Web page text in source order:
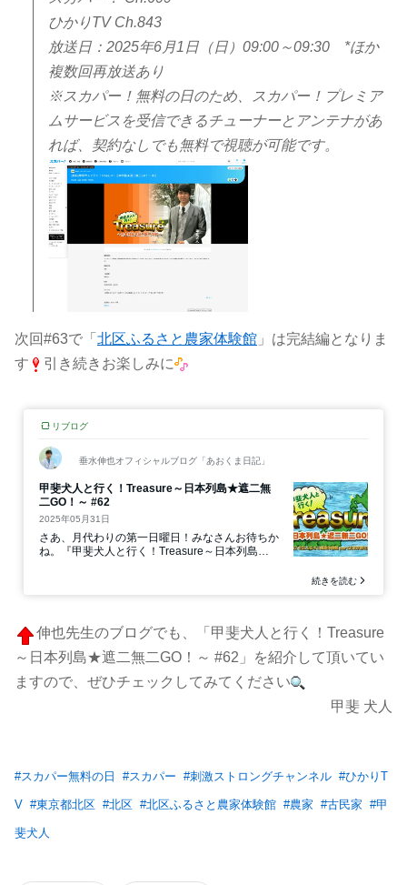
ひかりTV Ch.843
放送日：2025年6月1日（日）09:00～09:30 *ほか
複数回再放送あり
※スカパー！無料の日のため、スカパー！プレミア
ムサービスを受信できるチューナーとアンテナがあ
れば、契約なしでも無料で視聴が可能です。
次回#63で「 北区ふるさと農家体験館 」は完結編となりま
す
引き続きお楽しみに
伸也先生のブログでも、「甲斐犬人と行く！Treasure
～日本列島★遮二無二GO！～ #62」を紹介して頂いてい
ますので、ぜひチェックしてみてください
甲斐 犬人
#スカパー無料の日 #スカパー #刺激ストロングチャンネル #ひかりT
V #東京都北区 #北区 #北区ふるさと農家体験館 #農家 #古民家 #甲
斐犬人